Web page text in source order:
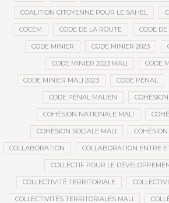
COALITION CITOYENNE POUR LE SAHEL
COCEM CODE DE LA ROUTE CODE
CODE MINIER CODE MINIER 2023
CODE MINIER 2023 MALI CODE
CODE MINIER MALI 2023 CODE PÉNAL
CODE PÉNAL MALIEN
COHÉSION NATIONALE MALI
COHÉSION SOCIALE MALI
COLLABORATION COLLABORATION ENTRE
COLLECTIF POUR LE
COLLECTIVITÉ TERRITORIALE
COLLECTIVITÉS TERRITORIALES MALI